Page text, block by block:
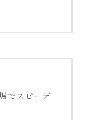
でスピーデ